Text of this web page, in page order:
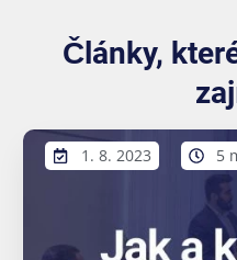
Články,
1. 8. 2023 5